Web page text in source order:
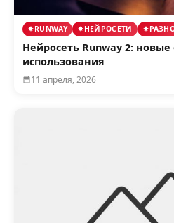
RUNWAY НЕЙРОСЕТИ
Нейросеть Runway 2:
использования
11 апреля, 2026